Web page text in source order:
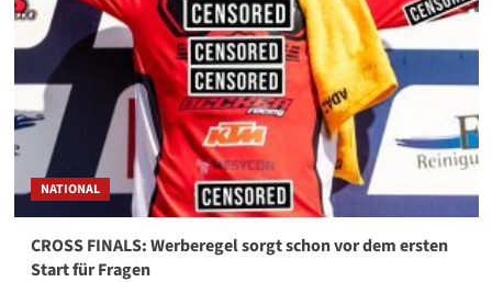
NATIONAL
CROSS FINALS: Werberegel sorgt schon vor dem ersten
Start für Fragen